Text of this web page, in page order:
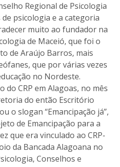
Regional de Psicologia
psicologia e a categoria
muito ao fundador na
de Maceió, que foi o
de Araújo Barros, mais
que por várias vezes
no Nordeste.
do CRP em Alagoas, no mês
do então Escritório
o slogan “Emancipação já”,
de Emancipação para a
que era vinculado ao CRP-
da Bancada Alagoana no
Conselhos e